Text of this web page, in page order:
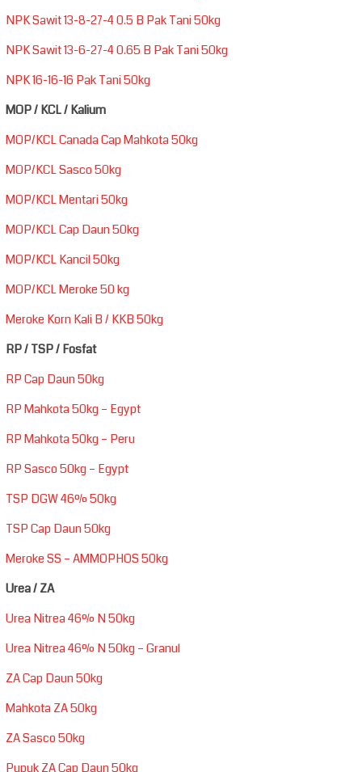
NPK Sawit 13-8-27-4 0.5 B Pak Tani 50kg
NPK Sawit 13-6-27-4 0.65 B Pak Tani 50kg
NPK 16-16-16 Pak Tani 50kg
MOP / KCL / Kalium
MOP/KCL Canada Cap Mahkota 50kg
MOP/KCL Sasco 50kg
MOP/KCL Mentari 50kg
MOP/KCL Cap Daun 50kg
MOP/KCL Kancil 50kg
MOP/KCL Meroke 50 kg
Meroke Korn Kali B / KKB 50kg
RP / TSP / Fosfat
RP Cap Daun 50kg
RP Mahkota 50kg – Egypt
RP Mahkota 50kg – Peru
RP Sasco 50kg – Egypt
TSP DGW 46% 50kg
TSP Cap Daun 50kg
Meroke SS – AMMOPHOS 50kg
Urea / ZA
Urea Nitrea 46% N 50kg
Urea Nitrea 46% N 50kg – Granul
ZA Cap Daun 50kg
Mahkota ZA 50kg
ZA Sasco 50kg
Pupuk ZA Cap Daun 50kg